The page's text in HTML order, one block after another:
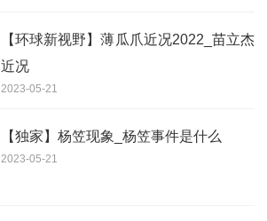
【环球新视野】薄瓜爪近况2022_苗立杰
近况
2023-05-21
【独家】杨笠现象_杨笠事件是什么
2023-05-21